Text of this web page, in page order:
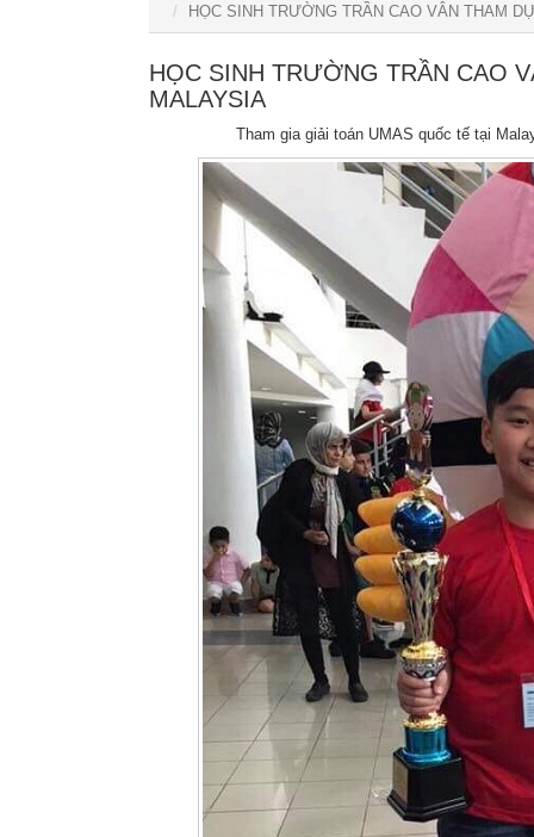
HỌC SINH TRƯỜNG TRẦN CAO VÂN THAM
HỌC SINH TRƯỜNG TRẦN CAO
MALAYSIA
Tham gia giải toán UMAS quốc tế tại